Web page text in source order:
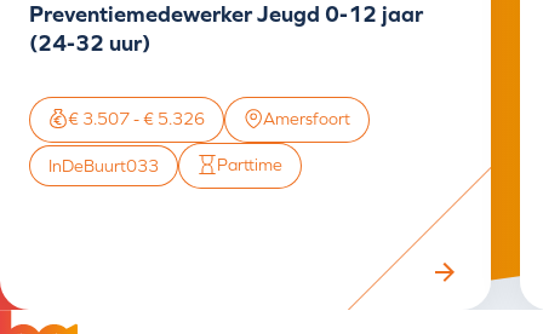
Preventiemedewerker Jeugd 0-12 jaar
(24-32 uur)
€ 3.507 - € 5.326 Amersfoort
InDeBuurt033 Parttime